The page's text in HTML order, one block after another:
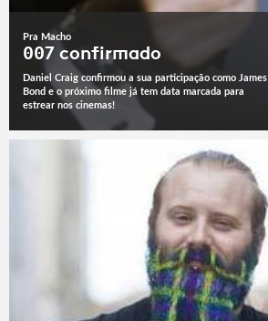
Pra Macho
007 confirmado
Daniel Craig confirmou a sua participação como James
Bond e o próximo filme já tem data marcada para
estrear nos cinemas!